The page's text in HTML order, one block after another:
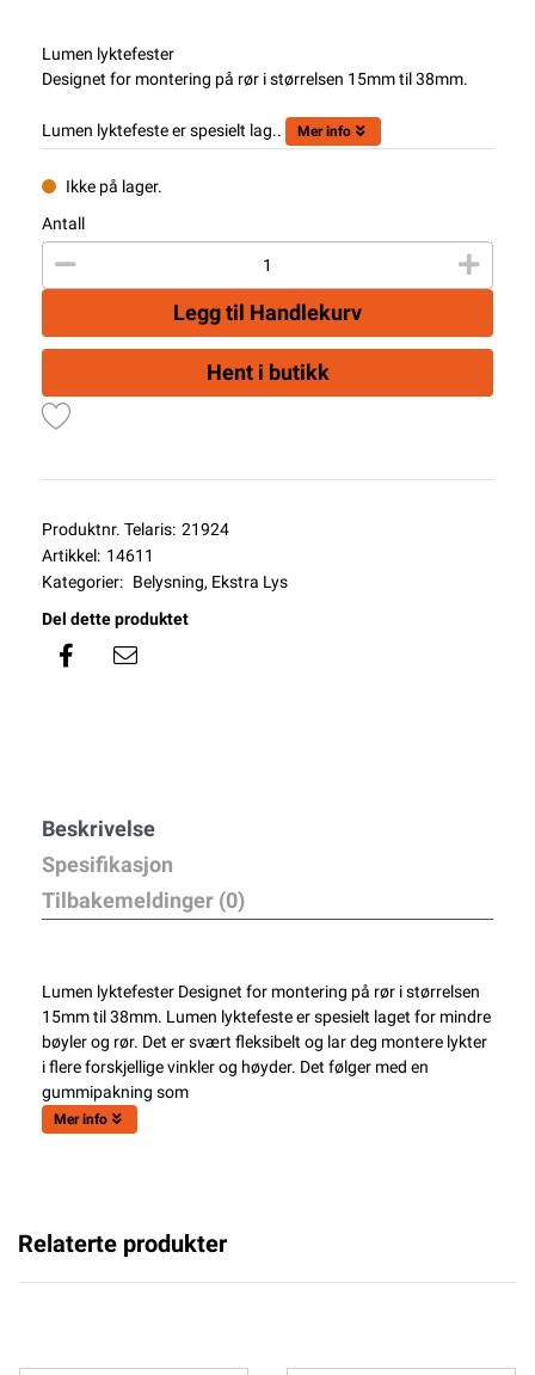
Lumen lyktefester
Designet for montering på rør i størrelsen 15mm til 38mm.
Lumen lyktefeste er spesielt lag.. Mer info
Ikke på lager.
Antall
Legg til Handlekurv
Hent i butikk
Produktnr. Telaris: 21924
Artikkel: 14611
Kategorier: Belysning, Ekstra Lys
Del dette produktet
Beskrivelse
Spesifikasjon
Tilbakemeldinger (0)
Lumen lyktefester Designet for montering på rør i størrelsen
15mm til 38mm. Lumen lyktefeste er spesielt laget for mindre
bøyler og rør. Det er svært fleksibelt og lar deg montere lykter
i flere forskjellige vinkler og høyder. Det følger med en
gummipakning som
Mer info
Relaterte produkter